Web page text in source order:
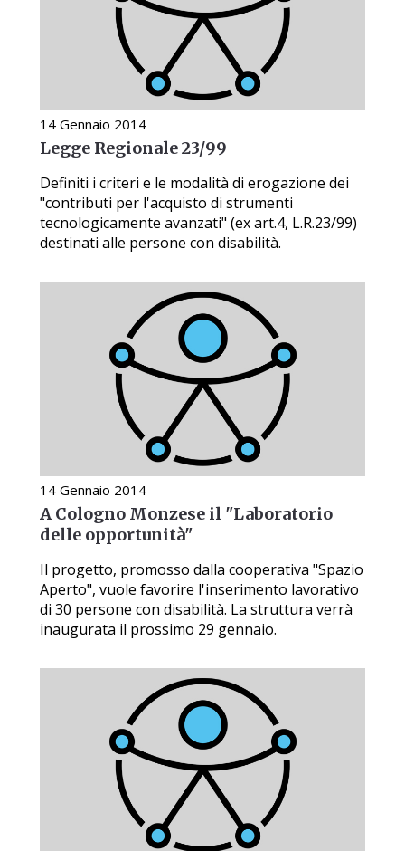
14 Gennaio 2014
Legge Regionale 23/99
Definiti i criteri e le modalità di erogazione dei
"contributi per l'acquisto di strumenti
tecnologicamente avanzati" (ex art.4, L.R.23/99)
destinati alle persone con disabilità.
14 Gennaio 2014
A Cologno Monzese il "Laboratorio
delle opportunità"
Il progetto, promosso dalla cooperativa "Spazio
Aperto", vuole favorire l'inserimento lavorativo
di 30 persone con disabilità. La struttura verrà
inaugurata il prossimo 29 gennaio.